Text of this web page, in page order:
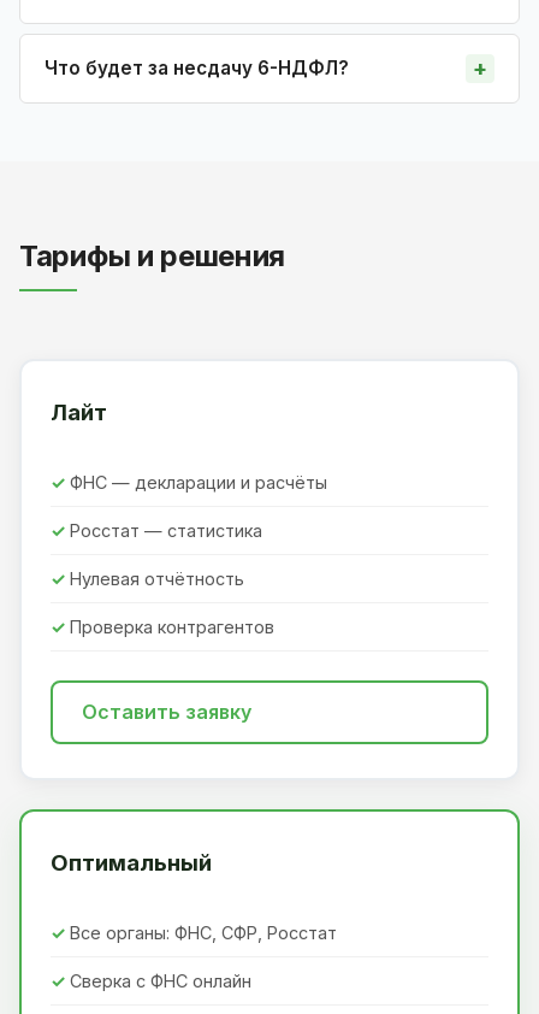
Что будет за несдачу 6-НДФЛ?
Тарифы и решения
Лайт
ФНС — декларации и расчёты
Росстат — статистика
Нулевая отчётность
Проверка контрагентов
Оставить заявку
Оптимальный
Все органы: ФНС, СФР, Росстат
Сверка с ФНС онлайн